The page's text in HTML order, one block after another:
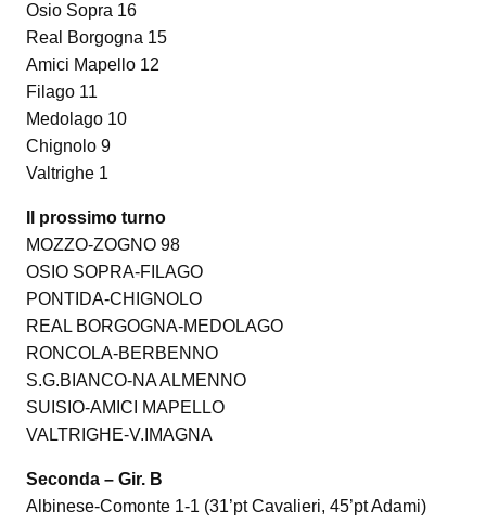
Osio Sopra 16
Real Borgogna 15
Amici Mapello 12
Filago 11
Medolago 10
Chignolo 9
Valtrighe 1
Il prossimo turno
MOZZO-ZOGNO 98
OSIO SOPRA-FILAGO
PONTIDA-CHIGNOLO
REAL BORGOGNA-MEDOLAGO
RONCOLA-BERBENNO
S.G.BIANCO-NA ALMENNO
SUISIO-AMICI MAPELLO
VALTRIGHE-V.IMAGNA
Seconda – Gir. B
Albinese-Comonte 1-1 (31’pt Cavalieri, 45’pt Adami)